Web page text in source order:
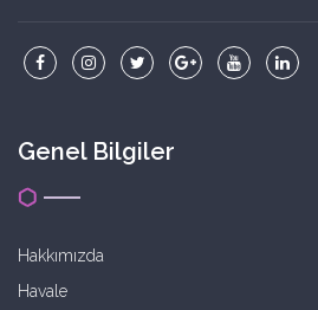
Genel Bilgiler
Hakkımızda
Havale